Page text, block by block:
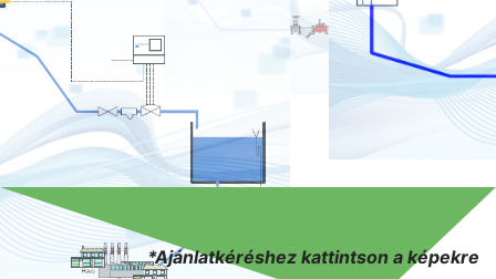
*Ajánlatkéréshez kattintson a képekre